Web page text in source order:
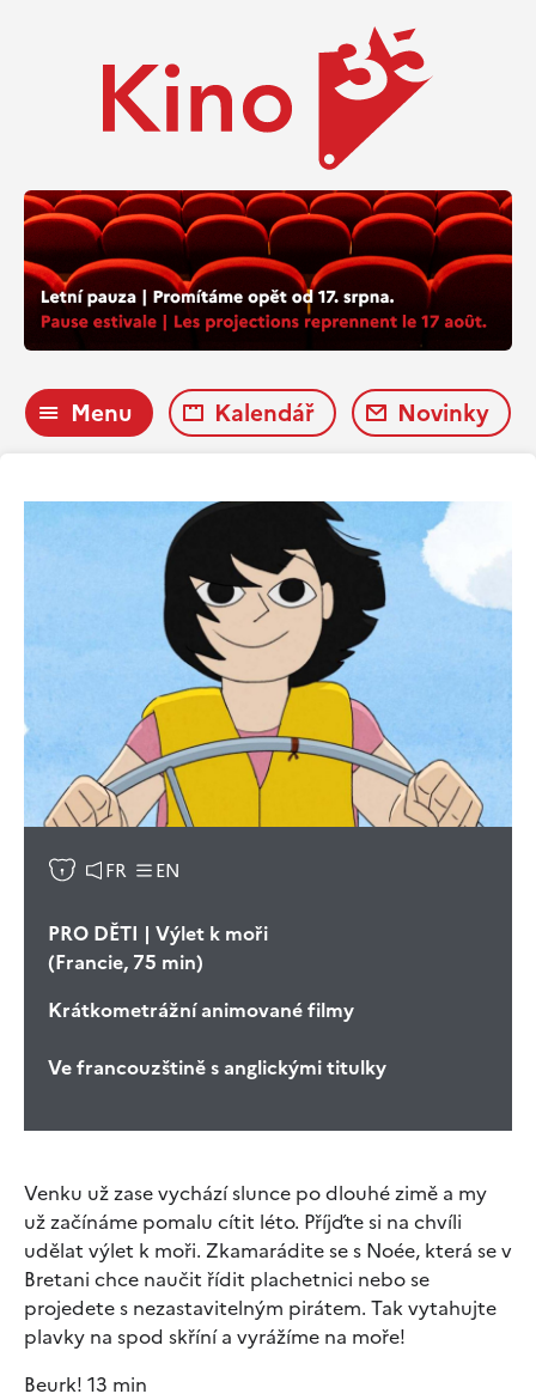
Menu Kalendář Novinky
FR EN
PRO DĚTI | Výlet k moři
(Francie, 75 min)
Krátkometrážní animované filmy
Ve francouzštině s anglickými titulky
Venku už zase vychází slunce po dlouhé zimě a my
už začínáme pomalu cítit léto. Příjďte si na chvíli
udělat výlet k moři. Zkamarádite se s Noée, která se v
Bretani chce naučit řídit plachetnici nebo se
projedete s nezastavitelným pirátem. Tak vytahujte
plavky na spod skříní a vyrážíme na moře!
Beurk! 13 min